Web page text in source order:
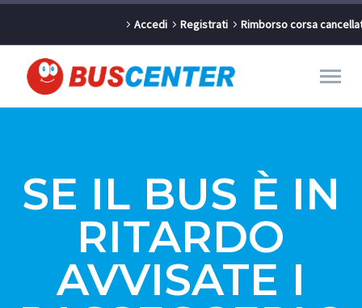
Accedi Registrati Rimborso corsa
SE IL BUS È IN
RITARDO
AVVISATE I